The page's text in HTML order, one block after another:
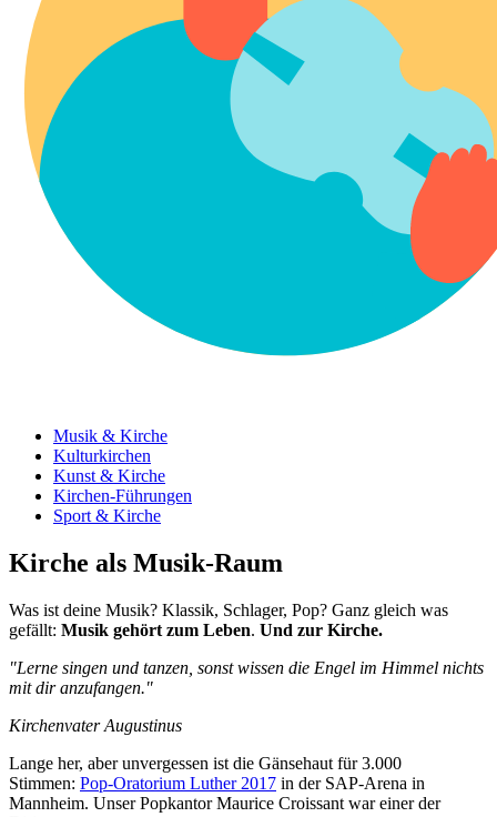
Musik & Kirche
Kulturkirchen
Kunst & Kirche
Kirchen-Führungen
Sport & Kirche
Kirche als Musik-Raum
Was ist deine Musik? Klassik, Schlager, Pop? Ganz gleich was
gefällt: Musik gehört zum Leben. Und zur Kirche.
"Lerne singen und tanzen, sonst wissen die Engel im Himmel nichts
mit dir anzufangen."
Kirchenvater Augustinus
Lange her, aber unvergessen ist die Gänsehaut für 3.000
Stimmen: Pop-Oratorium Luther 2017 in der SAP-Arena in
Mannheim. Unser Popkantor Maurice Croissant war einer der